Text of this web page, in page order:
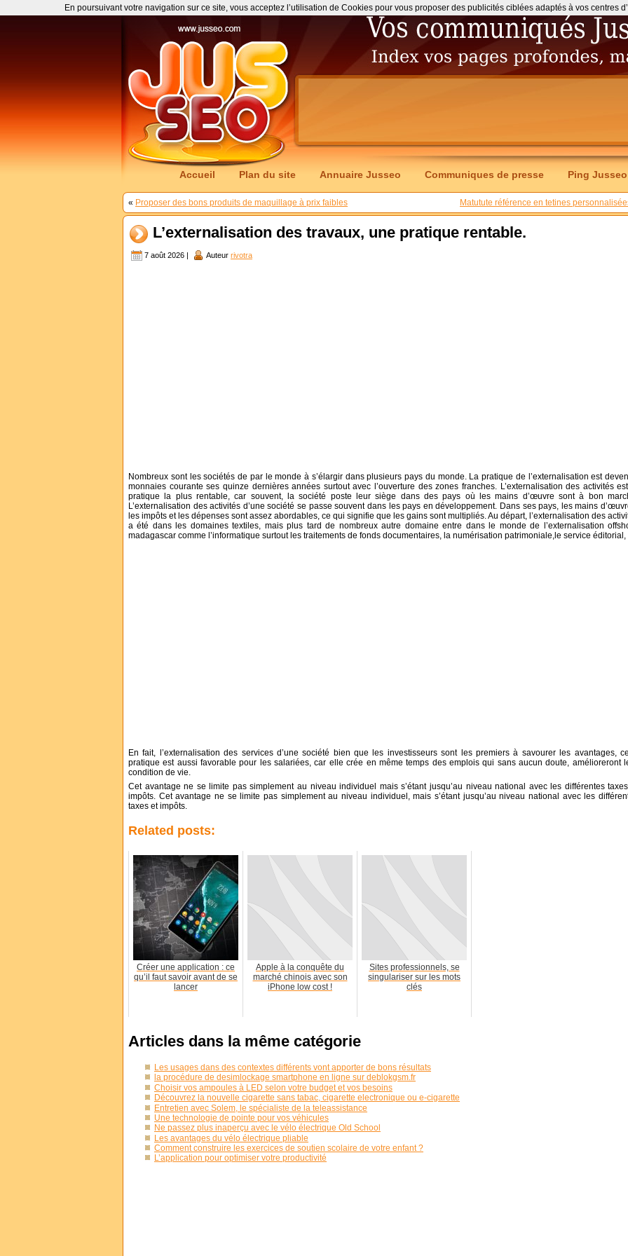
Accueil Plan du site Annuaire Jusseo Communiques de presse Ping Jusseo
« Proposer des bons produits de maquillage à prix faibles Matutute référence en tetines
L’externalisation des travaux, une pratique rentable.
7 août 2026 | Auteur rivotra
Nombreux sont les sociétés de par le monde à s’élargir dans plusieurs pays du monde. La pratique de l’externalisation est
monnaies courante ses quinze dernières années surtout avec l’ouverture des zones franches. L’externalisation des activités
pratique la plus rentable, car souvent, la société poste leur siège dans des pays où les mains d’œuvre sont à bon
L’externalisation des activités d’une société se passe souvent dans les pays en développement. Dans ses pays, les mains
les impôts et les dépenses sont assez abordables, ce qui signifie que les gains sont multipliés. Au départ, l’externalisation des
a été dans les domaines textiles, mais plus tard de nombreux autre domaine entre dans le monde de l’externalisation
madagascar comme l’informatique surtout les traitements de fonds documentaires, la numérisation patrimoniale,le service éditorial,
En fait, l’externalisation des services d’une société bien que les investisseurs sont les premiers à savourer les avantages,
pratique est aussi favorable pour les salariées, car elle crée en même temps des emplois qui sans aucun doute, amélioreront
condition de vie.
Cet avantage ne se limite pas simplement au niveau individuel mais s’étant jusqu’au niveau national avec les différentes
impôts. Cet avantage ne se limite pas simplement au niveau individuel, mais s’étant jusqu’au niveau national avec les
taxes et impôts.
Related posts:
Créer une application : ce
qu’il faut savoir avant de se
lancer
Apple à la conquête du
marché chinois avec son
iPhone low cost !
Sites professionnels, se
singulariser sur les mots
clés
Articles dans la même catégorie
Les usages dans des contextes différents vont apporter de bons résultats
la procédure de desimlockage smartphone en ligne sur deblokgsm.fr
Choisir vos ampoules à LED selon votre budget et vos besoins
Découvrez la nouvelle cigarette sans tabac, cigarette electronique ou e-cigarette
Entretien avec Solem, le spécialiste de la teleassistance
Une technologie de pointe pour vos véhicules
Ne passez plus inaperçu avec le vélo électrique Old School
Les avantages du vélo électrique pliable
Comment construire les exercices de soutien scolaire de votre enfant ?
L’application pour optimiser votre productivité
En poursuivant votre navigation sur ce site, vous acceptez l’utilisation de Cookies pour vous proposer des publicités ciblées adaptés à vos centres